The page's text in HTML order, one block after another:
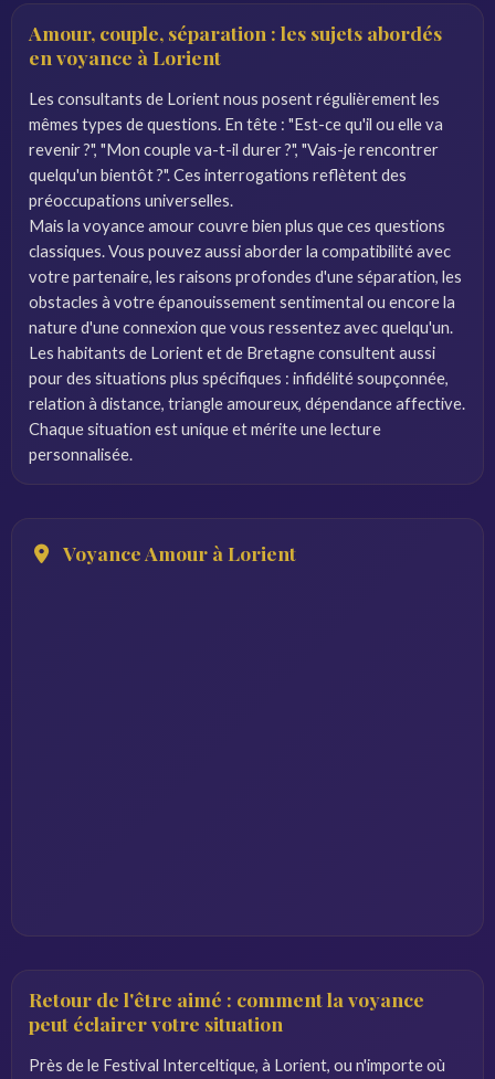
Amour, couple, séparation : les sujets abordés
en voyance à Lorient
Les consultants de Lorient nous posent régulièrement les
mêmes types de questions. En tête : "Est-ce qu'il ou elle va
revenir ?", "Mon couple va-t-il durer ?", "Vais-je rencontrer
quelqu'un bientôt ?". Ces interrogations reflètent des
préoccupations universelles.
Mais la voyance amour couvre bien plus que ces questions
classiques. Vous pouvez aussi aborder la compatibilité avec
votre partenaire, les raisons profondes d'une séparation, les
obstacles à votre épanouissement sentimental ou encore la
nature d'une connexion que vous ressentez avec quelqu'un.
Les habitants de Lorient et de Bretagne consultent aussi
pour des situations plus spécifiques : infidélité soupçonnée,
relation à distance, triangle amoureux, dépendance affective.
Chaque situation est unique et mérite une lecture
personnalisée.
Voyance Amour à Lorient
Retour de l'être aimé : comment la voyance
peut éclairer votre situation
Près de le Festival Interceltique, à Lorient, ou n'importe où